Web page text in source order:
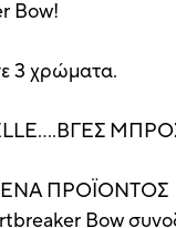
Bow!
3 χρώματα.
ΠΡΟΪΟΝΤΟΣ
Bow